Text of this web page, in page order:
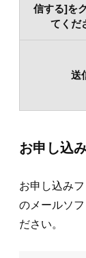
信する]を
てくだ
送
お申し込
お申し込み
のメールソ
ださい。